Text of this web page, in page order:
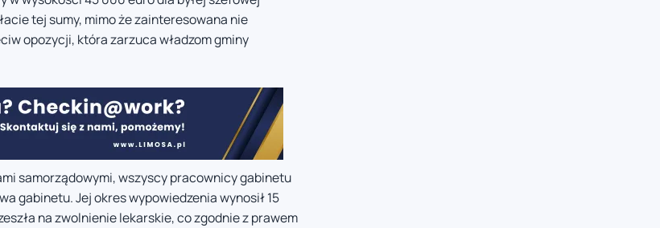
tej sumy, mimo że zainteresowana nie
opozycji, która zarzuca władzom gminy
samorządowymi, wszyscy pracownicy gabinetu
gabinetu. Jej okres wypowiedzenia wynosił 15
na zwolnienie lekarskie, co zgodnie z prawem